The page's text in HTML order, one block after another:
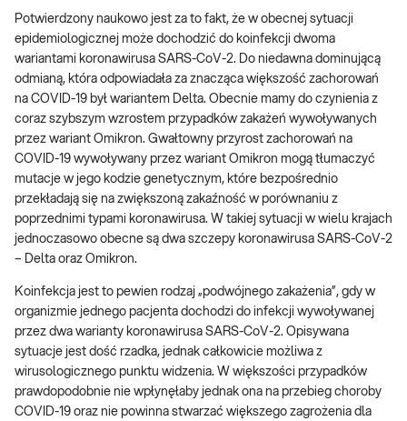
Potwierdzony naukowo jest za to fakt, że w obecnej sytuacji
epidemiologicznej może dochodzić do koinfekcji dwoma
wariantami koronawirusa SARS-CoV-2. Do niedawna dominującą
odmianą, która odpowiadała za znacząca większość zachorowań
na COVID-19 był wariantem Delta. Obecnie mamy do czynienia z
coraz szybszym wzrostem przypadków zakażeń wywoływanych
przez wariant Omikron. Gwałtowny przyrost zachorowań na
COVID-19 wywoływany przez wariant Omikron mogą tłumaczyć
mutacje w jego kodzie genetycznym, które bezpośrednio
przekładają się na zwiększoną zakaźność w porównaniu z
poprzednimi typami koronawirusa. W takiej sytuacji w wielu krajach
jednoczasowo obecne są dwa szczepy koronawirusa SARS-CoV-2
– Delta oraz Omikron.
Koinfekcja jest to pewien rodzaj „podwójnego zakażenia”, gdy w
organizmie jednego pacjenta dochodzi do infekcji wywoływanej
przez dwa warianty koronawirusa SARS-CoV-2. Opisywana
sytuacje jest dość rzadka, jednak całkowicie możliwa z
wirusologicznego punktu widzenia. W większości przypadków
prawdopodobnie nie wpłynęłaby jednak ona na przebieg choroby
COVID-19 oraz nie powinna stwarzać większego zagrożenia dla